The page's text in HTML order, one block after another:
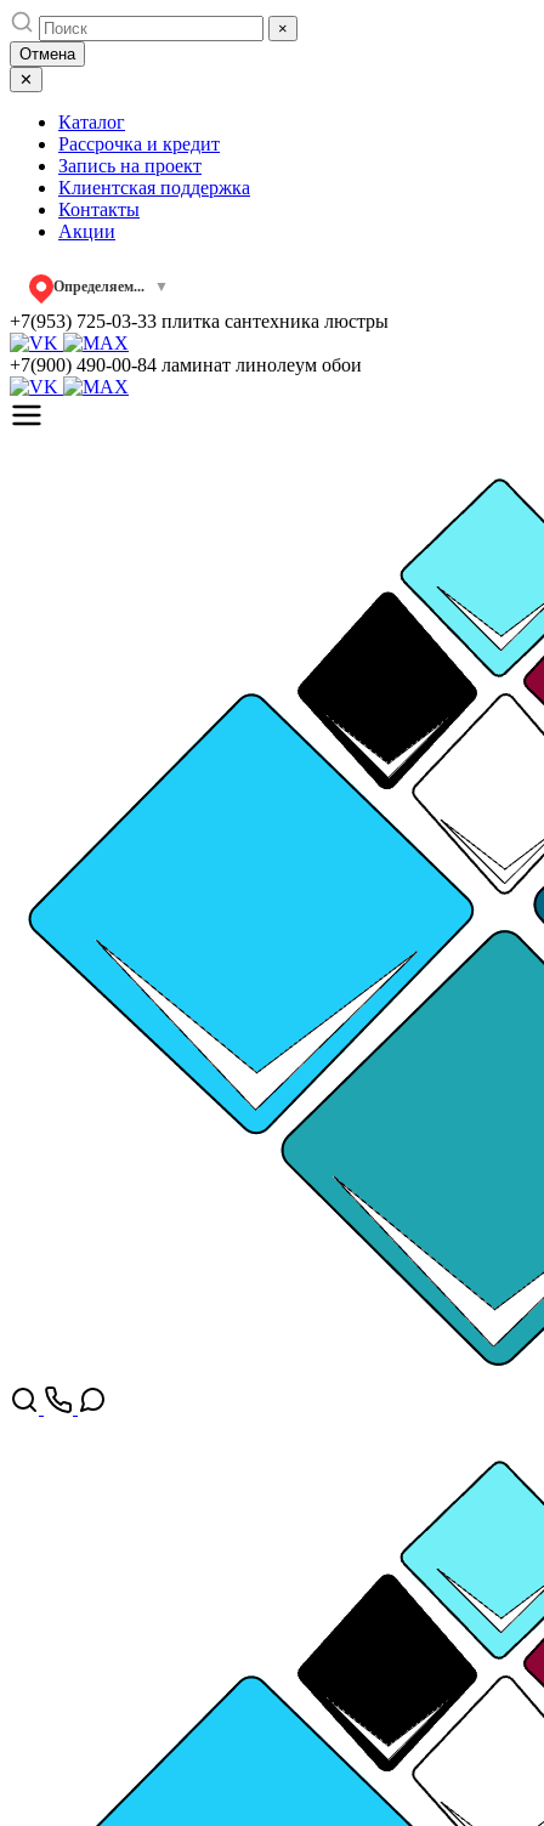
Skip
to
content
×
Отмена
✕
Каталог
Рассрочка и кредит
Запись на проект
Клиентская поддержка
Контакты
Акции
Определяем... ▼
+7(953) 725-03-33 плитка сантехника люстры
+7(900) 490-00-84 ламинат линолеум обои